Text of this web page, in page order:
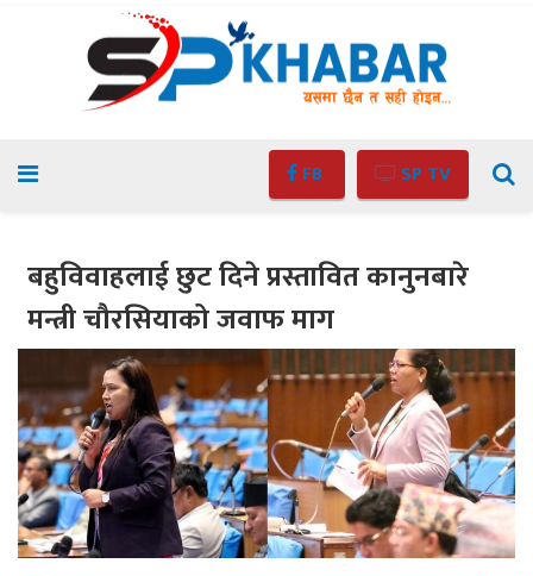
FB SP TV
बहुविवाहलाई छुट दिने प्रस्तावित कानुनबारे
मन्त्री चौरसियाको जवाफ माग